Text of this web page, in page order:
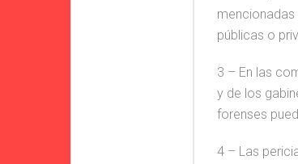
públicas o
3 – En las
y de los
forenses
4 – Las